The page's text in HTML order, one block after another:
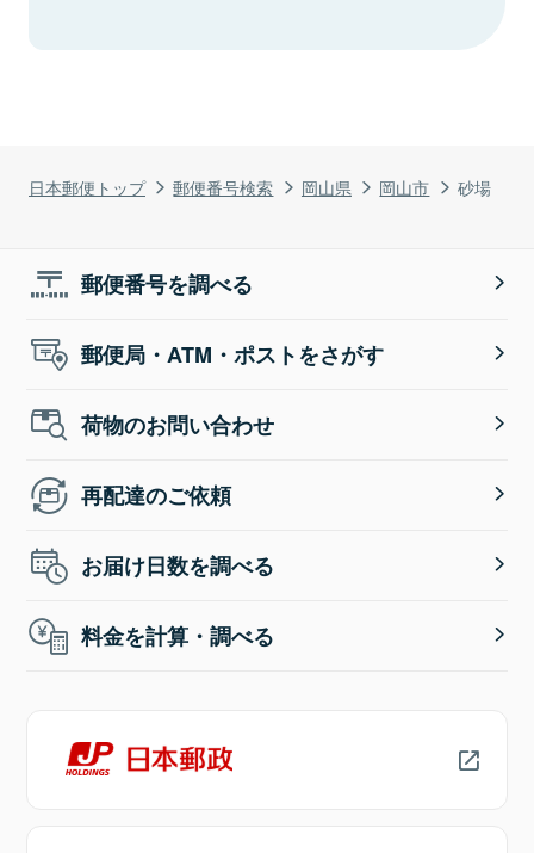
日本郵便トップ 郵便番号検索 岡山県 岡山市 砂場
郵便番号を調べる
郵便局・ATM・ポストをさがす
荷物のお問い合わせ
再配達のご依頼
お届け日数を調べる
料金を計算・調べる